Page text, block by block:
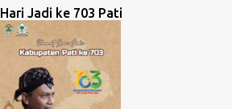
Hari Jadi ke 703 Pati